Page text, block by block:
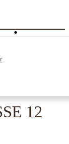
City
12